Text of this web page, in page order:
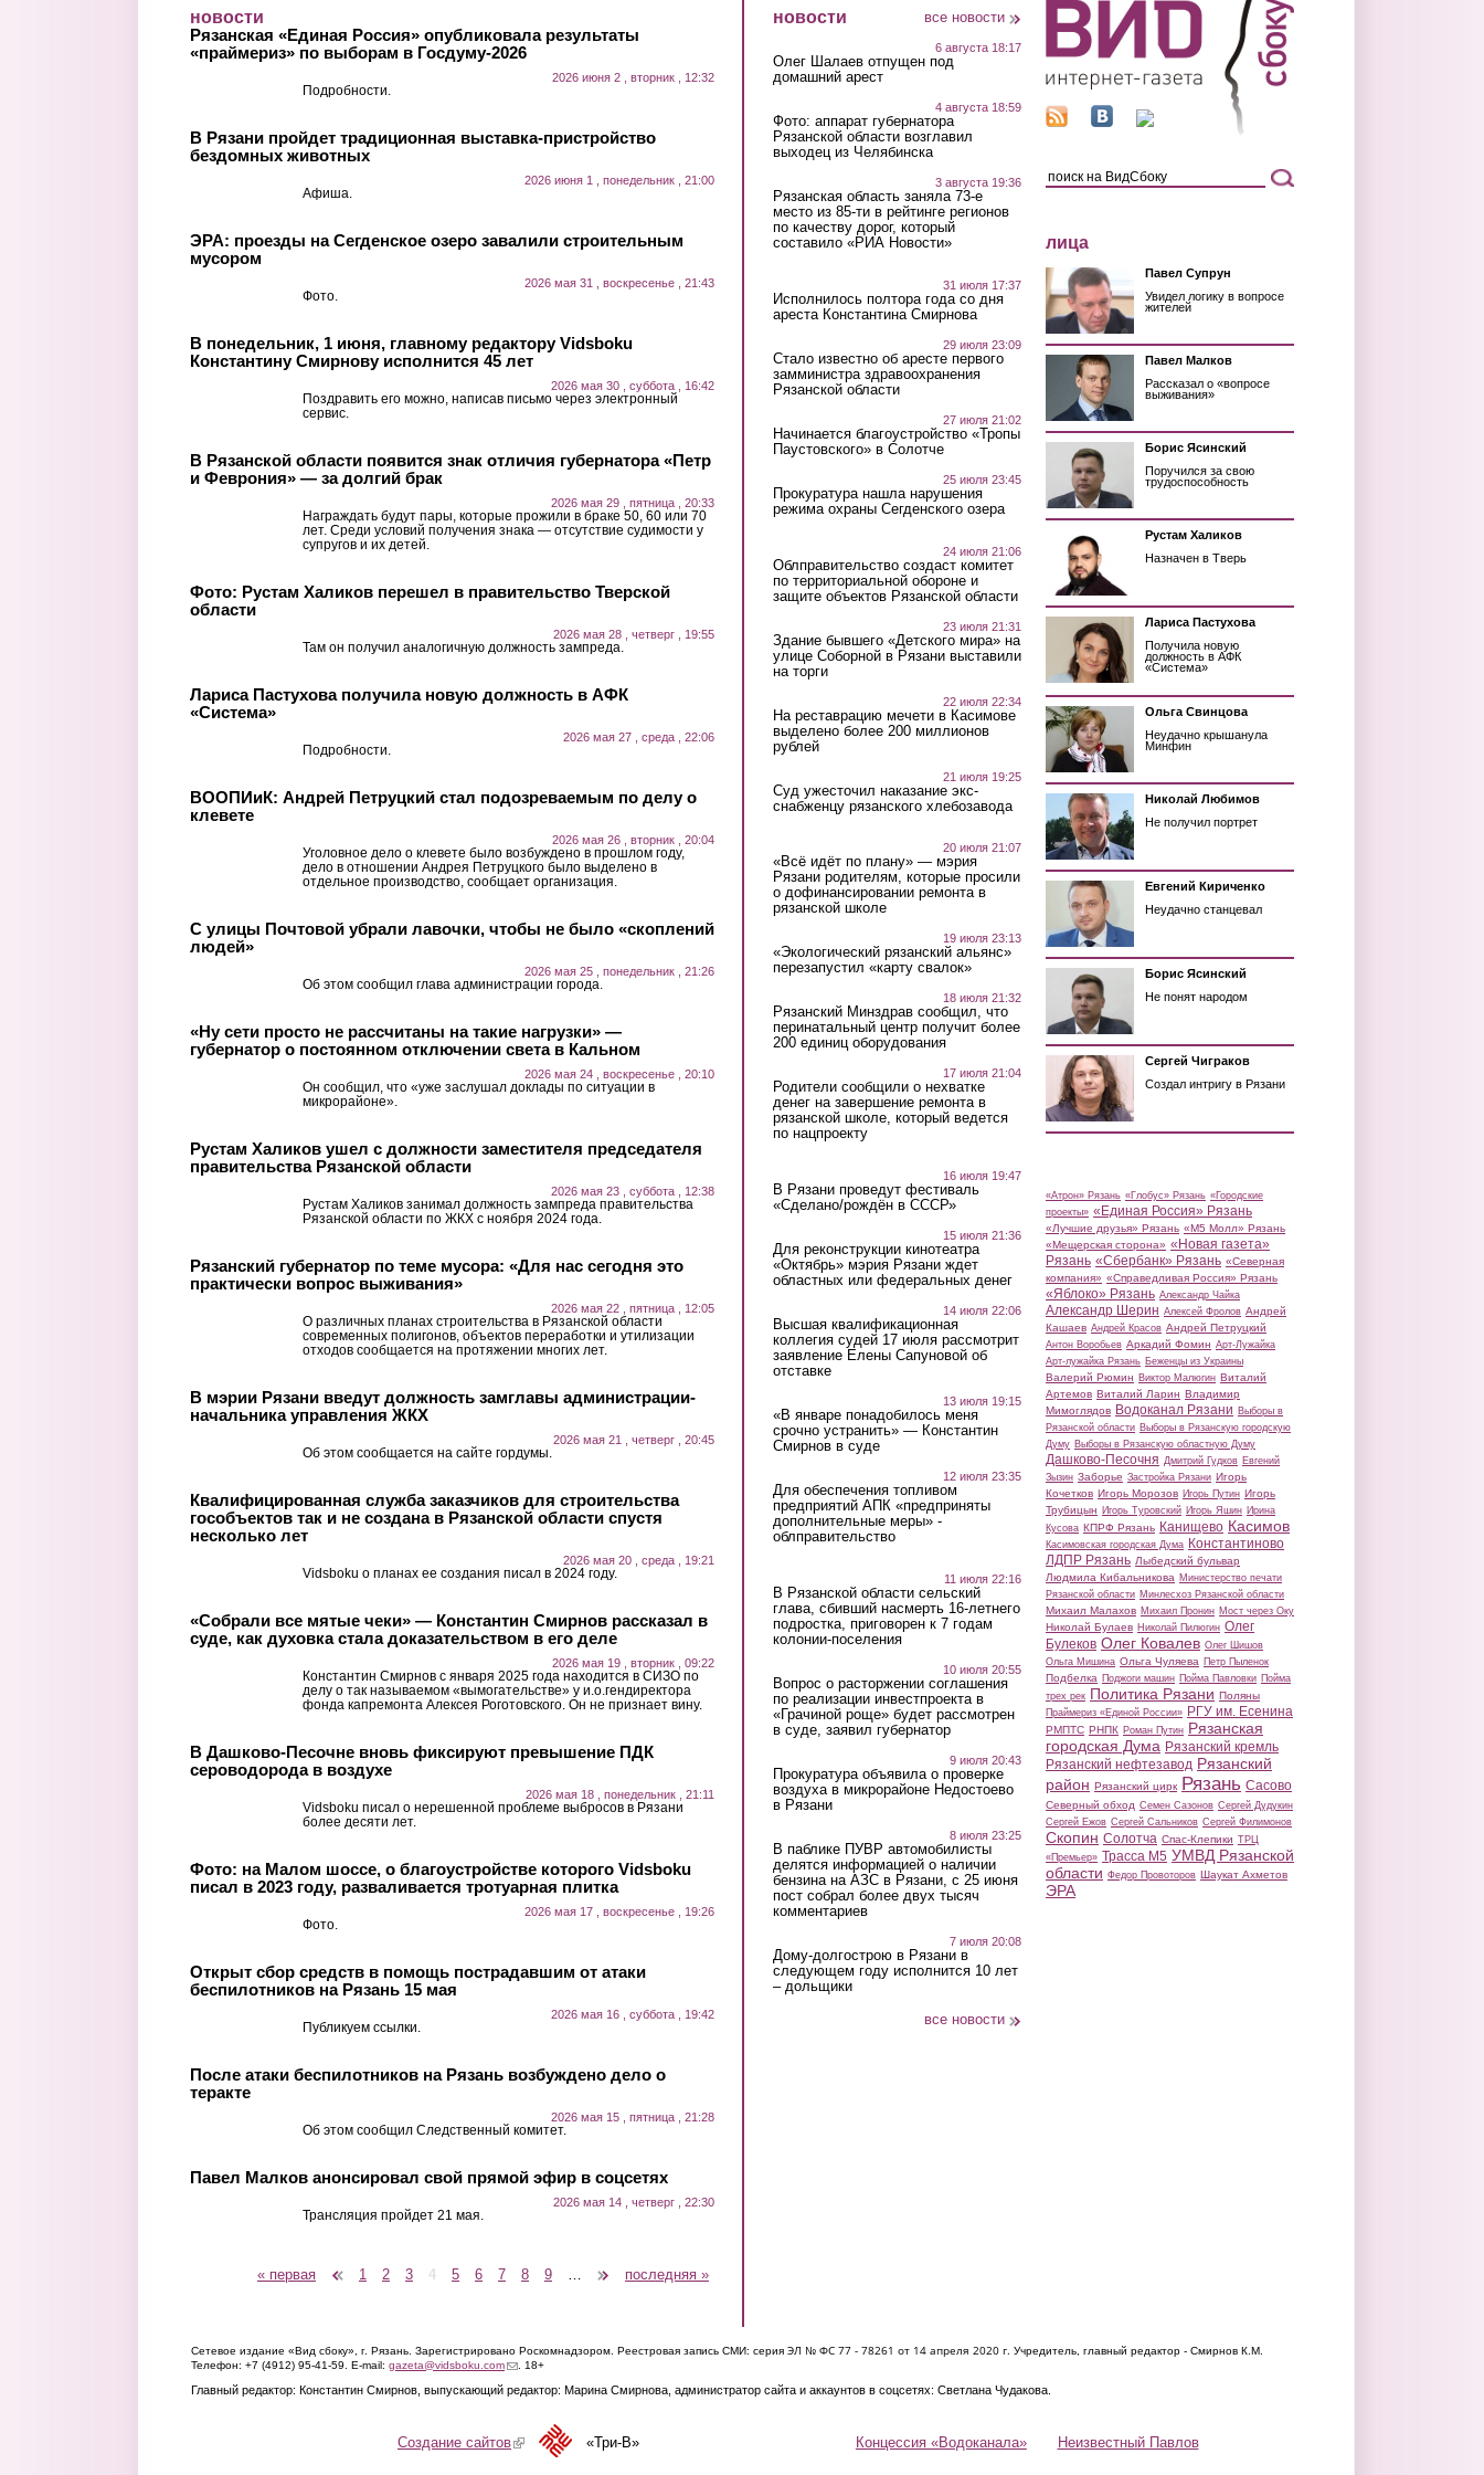
новости
Рязанская «Единая Россия» опубликовала результаты
«праймериз» по выборам в Госдуму-2026
2026 июня 2 , вторник , 12:32
Подробности.
В Рязани пройдет традиционная выставка-пристройство
бездомных животных
2026 июня 1 , понедельник , 21:00
Афиша.
ЭРА: проезды на Сегденское озеро завалили строительным
мусором
2026 мая 31 , воскресенье , 21:43
Фото.
В понедельник, 1 июня, главному редактору Vidsboku
Константину Смирнову исполнится 45 лет
2026 мая 30 , суббота , 16:42
Поздравить его можно, написав письмо через электронный
сервис.
В Рязанской области появится знак отличия губернатора «Петр
и Феврония» — за долгий брак
2026 мая 29 , пятница , 20:33
Награждать будут пары, которые прожили в браке 50, 60 или 70
лет. Среди условий получения знака — отсутствие судимости у
супругов и их детей.
Фото: Рустам Халиков перешел в правительство Тверской
области
2026 мая 28 , четверг , 19:55
Там он получил аналогичную должность зампреда.
Лариса Пастухова получила новую должность в АФК
«Система»
2026 мая 27 , среда , 22:06
Подробности.
ВООПИиК: Андрей Петруцкий стал подозреваемым по делу о
клевете
2026 мая 26 , вторник , 20:04
Уголовное дело о клевете было возбуждено в прошлом году,
дело в отношении Андрея Петруцкого было выделено в
отдельное производство, сообщает организация.
С улицы Почтовой убрали лавочки, чтобы не было «скоплений
людей»
2026 мая 25 , понедельник , 21:26
Об этом сообщил глава администрации города.
«Ну сети просто не рассчитаны на такие нагрузки» —
губернатор о постоянном отключении света в Кальном
2026 мая 24 , воскресенье , 20:10
Он сообщил, что «уже заслушал доклады по ситуации в
микрорайоне».
Рустам Халиков ушел с должности заместителя председателя
правительства Рязанской области
2026 мая 23 , суббота , 12:38
Рустам Халиков занимал должность зампреда правительства
Рязанской области по ЖКХ с ноября 2024 года.
Рязанский губернатор по теме мусора: «Для нас сегодня это
практически вопрос выживания»
2026 мая 22 , пятница , 12:05
О различных планах строительства в Рязанской области
современных полигонов, объектов переработки и утилизации
отходов сообщается на протяжении многих лет.
В мэрии Рязани введут должность замглавы администрации-
начальника управления ЖКХ
2026 мая 21 , четверг , 20:45
Об этом сообщается на сайте гордумы.
Квалифицированная служба заказчиков для строительства
гособъектов так и не создана в Рязанской области спустя
несколько лет
2026 мая 20 , среда , 19:21
Vidsboku о планах ее создания писал в 2024 году.
«Собрали все мятые чеки» — Константин Смирнов рассказал в
суде, как духовка стала доказательством в его деле
2026 мая 19 , вторник , 09:22
Константин Смирнов с января 2025 года находится в СИЗО по
делу о так называемом «вымогательстве» у и.о.гендиректора
фонда капремонта Алексея Роготовского. Он не признает вину.
В Дашково-Песочне вновь фиксируют превышение ПДК
сероводорода в воздухе
2026 мая 18 , понедельник , 21:11
Vidsboku писал о нерешенной проблеме выбросов в Рязани
более десяти лет.
Фото: на Малом шоссе, о благоустройстве которого Vidsboku
писал в 2023 году, разваливается тротуарная плитка
2026 мая 17 , воскресенье , 19:26
Фото.
Открыт сбор средств в помощь пострадавшим от атаки
беспилотников на Рязань 15 мая
2026 мая 16 , суббота , 19:42
Публикуем ссылки.
После атаки беспилотников на Рязань возбуждено дело о
теракте
2026 мая 15 , пятница , 21:28
Об этом сообщил Следственный комитет.
Павел Малков анонсировал свой прямой эфир в соцсетях
2026 мая 14 , четверг , 22:30
Трансляция пройдет 21 мая.
Страницы« первая 1 2 3 4 5 6 7 8 9 последняя »
новости все новости
6 августа 18:17
Олег Шалаев отпущен под
домашний арест
4 августа 18:59
Фото: аппарат губернатора
Рязанской области возглавил
выходец из Челябинска
3 августа 19:36
Рязанская область заняла 73-е
место из 85-ти в рейтинге регионов
по качеству дорог, который
составило «РИА Новости»
31 июля 17:37
Исполнилось полтора года со дня
ареста Константина Смирнова
29 июля 23:09
Стало известно об аресте первого
замминистра здравоохранения
Рязанской области
27 июля 21:02
Начинается благоустройство «Тропы
Паустовского» в Солотче
25 июля 23:45
Прокуратура нашла нарушения
режима охраны Сегденского озера
24 июля 21:06
Облправительство создаст комитет
по территориальной обороне и
защите объектов Рязанской области
23 июля 21:31
Здание бывшего «Детского мира» на
улице Соборной в Рязани выставили
на торги
22 июля 22:34
На реставрацию мечети в Касимове
выделено более 200 миллионов
рублей
21 июля 19:25
Суд ужесточил наказание экс-
снабженцу рязанского хлебозавода
20 июля 21:07
«Всё идёт по плану» — мэрия
Рязани родителям, которые просили
о дофинансировании ремонта в
рязанской школе
19 июля 23:13
«Экологический рязанский альянс»
перезапустил «карту свалок»
18 июля 21:32
Рязанский Минздрав сообщил, что
перинатальный центр получит более
200 единиц оборудования
17 июля 21:04
Родители сообщили о нехватке
денег на завершение ремонта в
рязанской школе, который ведется
по нацпроекту
16 июля 19:47
В Рязани проведут фестиваль
«Сделано/рождён в СССР»
15 июля 21:36
Для реконструкции кинотеатра
«Октябрь» мэрия Рязани ждет
областных или федеральных денег
14 июля 22:06
Высшая квалификационная
коллегия судей 17 июля рассмотрит
заявление Елены Сапуновой об
отставке
13 июля 19:15
«В январе понадобилось меня
срочно устранить» — Константин
Смирнов в суде
12 июля 23:35
Для обеспечения топливом
предприятий АПК «предприняты
дополнительные меры» -
облправительство
11 июля 22:16
В Рязанской области сельский
глава, сбивший насмерть 16-летнего
подростка, приговорен к 7 годам
колонии-поселения
10 июля 20:55
Вопрос о расторжении соглашения
по реализации инвестпроекта в
«Грачиной роще» будет рассмотрен
в суде, заявил губернатор
9 июля 20:43
Прокуратура объявила о проверке
воздуха в микрорайоне Недостоево
в Рязани
8 июля 23:25
В паблике ПУВР автомобилисты
делятся информацией о наличии
бензина на АЗС в Рязани, с 25 июня
пост собрал более двух тысяч
комментариев
7 июля 20:08
Дому-долгострою в Рязани в
следующем году исполнится 10 лет
– дольщики
все новости
лица
Павел Супрун
Увидел логику в вопросе
жителей
Павел Малков
Рассказал о «вопросе
выживания»
Борис Ясинский
Поручился за свою
трудоспособность
Рустам Халиков
Назначен в Тверь
Лариса Пастухова
Получила новую
должность в АФК
«Система»
Ольга Свинцова
Неудачно крышанула
Минфин
Николай Любимов
Не получил портрет
Евгений Кириченко
Неудачно станцевал
Борис Ясинский
Не понят народом
Сергей Чиграков
Создал интригу в Рязани
«Атрон» Рязань «Глобус» Рязань «Городские
проекты» «Единая Россия» Рязань
«Лучшие друзья» Рязань «М5 Молл» Рязань
«Мещерская сторона» «Новая газета»
Рязань «Сбербанк» Рязань «Северная
компания» «Справедливая Россия» Рязань
«Яблоко» Рязань Александр Чайка
Александр Шерин Алексей Фролов Андрей
Кашаев Андрей Красов Андрей Петруцкий
Антон Воробьев Аркадий Фомин Арт-Лужайка
Арт-лужайка Рязань Беженцы из Украины
Валерий Рюмин Виктор Малюгин Виталий
Артемов Виталий Ларин Владимир
Мимоглядов Водоканал Рязани Выборы в
Рязанской области Выборы в Рязанскую городскую
Думу Выборы в Рязанскую областную Думу
Дашково-Песочня Дмитрий Гудков Евгений
Зызин Заборье Застройка Рязани Игорь
Кочетков Игорь Морозов Игорь Путин Игорь
Трубицын Игорь Туровский Игорь Яшин Ирина
Кусова КПРФ Рязань Канищево Касимов
Касимовская городская Дума Константиново
ЛДПР Рязань Лыбедский бульвар
Людмила Кибальникова Министерство печати
Рязанской области Минлесхоз Рязанской области
Михаил Малахов Михаил Пронин Мост через Оку
Николай Булаев Николай Пилюгин Олег
Булеков Олег Ковалев Олег Шишов
Ольга Мишина Ольга Чуляева Петр Пыленок
Подбелка Поджоги машин Пойма Павловки Пойма
трех рек Политика Рязани Поляны
Праймериз «Единой России» РГУ им. Есенина
РМПТС РНПК Роман Путин Рязанская
городская Дума Рязанский кремль
Рязанский нефтезавод Рязанский
район Рязанский цирк Рязань Сасово
Северный обход Семен Сазонов Сергей Дудукин
Сергей Ежов Сергей Сальников Сергей Филимонов
Скопин Солотча Спас-Клепики ТРЦ
«Премьер» Трасса М5 УМВД Рязанской
области Федор Провоторов Шаукат Ахметов
ЭРА
Сетевое издание «Вид сбоку», г. Рязань. Зарегистрировано Роскомнадзором. Реестровая запись СМИ: серия ЭЛ № ФС 77 - 78261 от 14 апреля 2020 г. Учредитель, главный редактор - Смирнов К.М.
Телефон: +7 (4912) 95-41-59. E-mail: gazeta@vidsboku.com(link sends e-mail)
. 18+
Главный редактор: Константин Смирнов, выпускающий редактор: Марина Смирнова, администратор сайта и аккаунтов в соцсетях: Светлана Чудакова.
Концессия «Водоканала» Неизвестный Павлов
Создание сайтов(link is external)«Три-В»